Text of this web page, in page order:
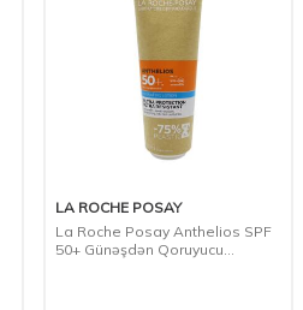
LA ROCHE POSAY
La Roche Posay Anthelios SPF
50+ Günəşdən Qoruyucu